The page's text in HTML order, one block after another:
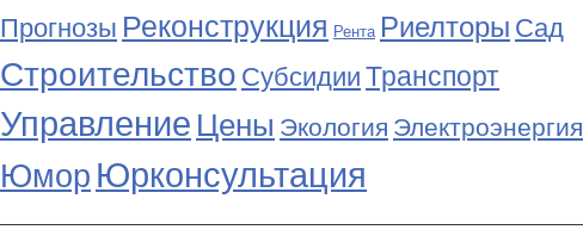
Прогнозы Реконструкция Рента Риелторы Сад
Строительство Субсидии Транспорт
Управление Цены Экология Электроэнергия
Юмор Юрконсультация